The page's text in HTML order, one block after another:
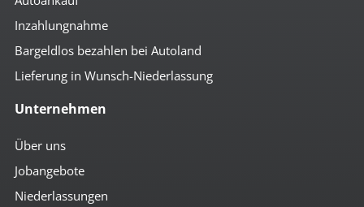
Komfortpaket
Komfortschließung mit FB
Lederlenkrad
Lenkradheizung
Mittelarmlehne vorn
Regensensor
Servolenkung
Sportsitze
Tempomat
umklappbare Rücksitzbank
Inzahlungnahme
Bargeldlos bezahlen bei Autoland
Lieferung in Wunsch-Niederlassung
Unternehmen
Über uns
Jobangebote
Niederlassungen